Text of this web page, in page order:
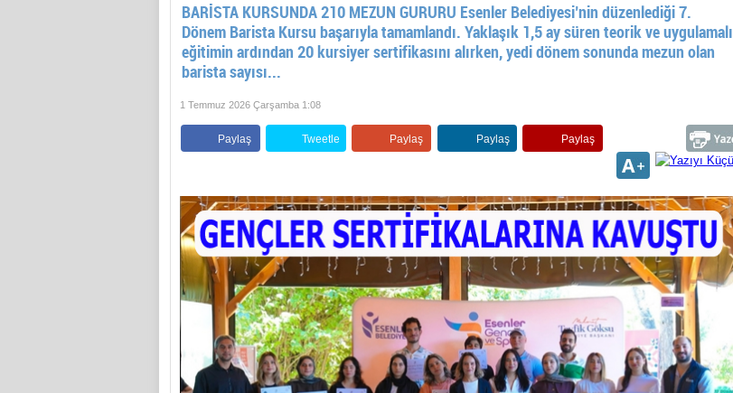
BARİSTA KURSUNDA 210 MEZUN GURURU Esenler Belediyesi’nin düzenlediği 7.
Dönem Barista Kursu başarıyla tamamlandı. Yaklaşık 1,5 ay süren teorik ve uygulamalı
eğitimin ardından 20 kursiyer sertifikasını alırken, yedi dönem sonunda mezun olan
barista sayısı...
1 Temmuz 2026 Çarşamba 1:08
Paylaş Tweetle Paylaş Paylaş Paylaş